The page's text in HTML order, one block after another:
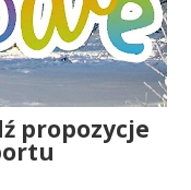
propozycje